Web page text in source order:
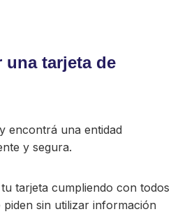
una tarjeta de
encontrá una entidad
y segura.
tarjeta cumpliendo con todos
piden sin utilizar información